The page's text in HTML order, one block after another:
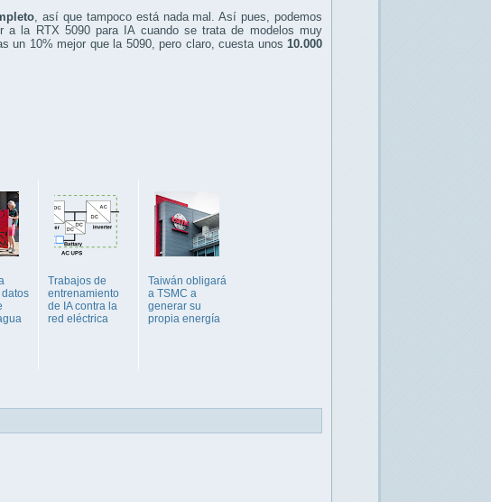
, así que tampoco está nada mal. Así pues, podemos
a la RTX 5090 para IA cuando se trata de modelos muy
un 10% mejor que la 5090, pero claro, cuesta unos 10.000
Trabajos de
entrenamiento
de IA contra la
red eléctrica
Taiwán obligará
a TSMC a
generar su
propia energía